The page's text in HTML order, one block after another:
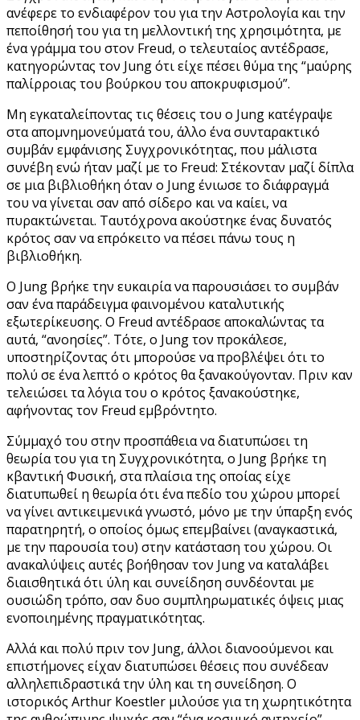
ανέφερε το ενδιαφέρον του για την Αστρολογία και την
πεποίθησή του για τη μελλοντική της χρησιμότητα, με
ένα γράμμα του στον Freud, ο τελευταίος αντέδρασε,
κατηγορώντας τον Jung ότι είχε πέσει θύμα της “μαύρης
παλίρροιας του βούρκου του αποκρυφισμού”.
Μη εγκαταλείποντας τις θέσεις του ο Jung κατέγραψε
στα απομνημονεύματά του, άλλο ένα συνταρακτικό
συμβάν εμφάνισης Συγχρονικότητας, που μάλιστα
συνέβη ενώ ήταν μαζί με το Freud: Στέκονταν μαζί δίπλα
σε μια βιβλιοθήκη όταν ο Jung ένιωσε το διάφραγμά
του να γίνεται σαν από σίδερο και να καίει, να
πυρακτώνεται. Ταυτόχρονα ακούστηκε ένας δυνατός
κρότος σαν να επρόκειτο να πέσει πάνω τους η
βιβλιοθήκη.
Ο Jung βρήκε την ευκαιρία να παρουσιάσει το συμβάν
σαν ένα παράδειγμα φαινομένου καταλυτικής
εξωτερίκευσης. Ο Freud αντέδρασε αποκαλώντας τα
αυτά, “ανοησίες”. Τότε, ο Jung τον προκάλεσε,
υποστηρίζοντας ότι μπορούσε να προβλέψει ότι το
πολύ σε ένα λεπτό ο κρότος θα ξανακούγονταν. Πριν καν
τελειώσει τα λόγια του ο κρότος ξανακούστηκε,
αφήνοντας τον Freud εμβρόντητο.
Σύμμαχό του στην προσπάθεια να διατυπώσει τη
θεωρία του για τη Συγχρονικότητα, ο Jung βρήκε τη
κβαντική Φυσική, στα πλαίσια της οποίας είχε
διατυπωθεί η θεωρία ότι ένα πεδίο του χώρου μπορεί
να γίνει αντικειμενικά γνωστό, μόνο με την ύπαρξη ενός
παρατηρητή, ο οποίος όμως επεμβαίνει (αναγκαστικά,
με την παρουσία του) στην κατάσταση του χώρου. Οι
ανακαλύψεις αυτές βοήθησαν τον Jung να καταλάβει
διαισθητικά ότι ύλη και συνείδηση συνδέονται με
ουσιώδη τρόπο, σαν δυο συμπληρωματικές όψεις μιας
ενοποιημένης πραγματικότητας.
Αλλά και πολύ πριν τον Jung, άλλοι διανοούμενοι και
επιστήμονες είχαν διατυπώσει θέσεις που συνέδεαν
αλληλεπιδραστικά την ύλη και τη συνείδηση. Ο
ιστορικός Arthur Koestler μιλούσε για τη χωρητικότητα